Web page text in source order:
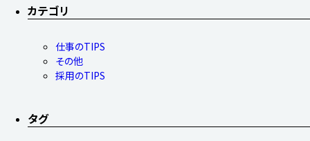
カテゴリ
仕事のTIPS
その他
採用のTIPS
タグ